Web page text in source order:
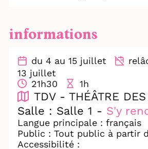
imaginaire foisonnant, où se
humour discret et douceur
profondément sincères.
les titres de son nouvel
que des morceaux plus
incontournables en Belgique.
Une parenthèse sensible et
informations
du 4 au 15 juillet
13 juillet
21h30
1h
TDV - THÉÂTRE DES
Salle : Salle 1 - S'y
Langue principale : français
Public : Tout public à partir
Accessibilité :